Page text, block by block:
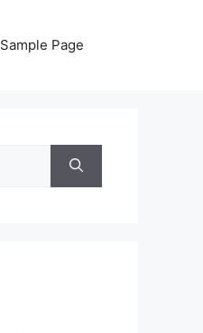
Sample Page